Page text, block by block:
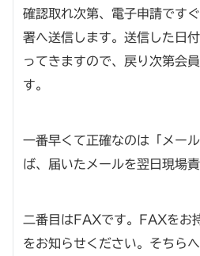
確認取れ次第、電子申請です
署へ送信します。送信した日
ってきますので、戻り次第会
す。
一番早くて正確なのは「メー
ば、届いたメールを翌日現場
二番目はFAXです。FAXをお
をお知らせください。そちら